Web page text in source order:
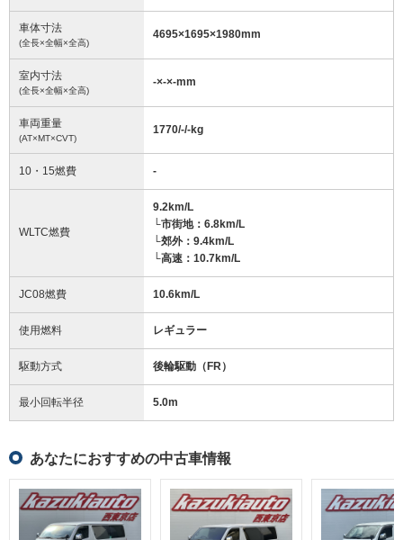
車体寸法
(全長×全幅×全高)
4695×1695×1980mm
室内寸法
(全長×全幅×全高)
-×-×-mm
車両重量
(AT×MT×CVT)
1770/-/-kg
10・15燃費 -
WLTC燃費
9.2km/L
└市街地：6.8km/L
└郊外：9.4km/L
└高速：10.7km/L
JC08燃費 10.6km/L
使用燃料 レギュラー
駆動方式 後輪駆動（FR）
最小回転半径 5.0m
あなたにおすすめの中古車情報